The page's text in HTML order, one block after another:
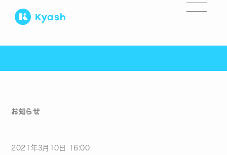
お知らせ
2021年 3月 10 日 16:00